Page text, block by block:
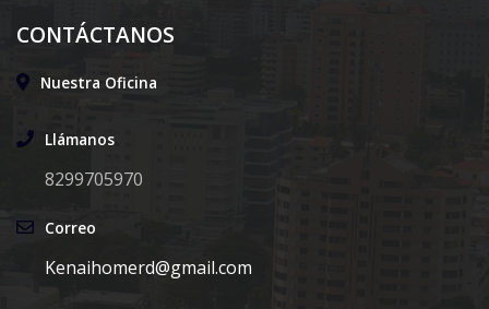
CONTÁCTANOS
Nuestra Oficina
Llámanos
8299705970
Correo
Kenaihomerd@gmail.com